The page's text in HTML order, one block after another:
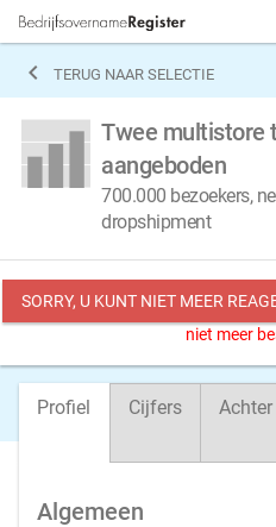
 TERUG NAAR SELECTIE
Twee multistore
aangeboden
700.000 bezoekers,
dropshipment
SORRY, U KUNT NIET MEER
niet meer
Profiel Cijfers
Algemeen